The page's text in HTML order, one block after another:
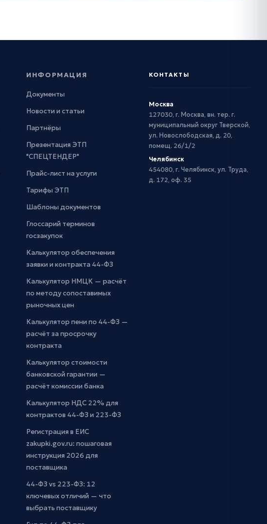
ИНФОРМАЦИЯ
Документы
Новости и статьи
Партнёры
Презентация ЭТП
"СПЕЦТЕНДЕР"
Прайс-лист на услуги
Тарифы ЭТП
Шаблоны документов
Глоссарий терминов
госзакупок
Калькулятор обеспечения
заявки и контракта 44-ФЗ
Калькулятор НМЦК — расчёт
по методу сопоставимых
рыночных цен
Калькулятор пени по 44-ФЗ —
расчёт за просрочку
контракта
Калькулятор стоимости
банковской гарантии —
расчёт комиссии банка
Калькулятор НДС 22% для
контрактов 44-ФЗ и 223-ФЗ
Регистрация в ЕИС
zakupki.gov.ru: пошаговая
инструкция 2026 для
поставщика
44-ФЗ vs 223-ФЗ: 12
ключевых отличий — что
выбрать поставщику
КОНТАКТЫ
Москва
127030, г. Москва, вн. тер. г.
муниципальный округ Тверской,
ул. Новослободская, д. 20,
помещ. 26/1/2
Челябинск
454080, г. Челябинск, ул. Труда,
д. 172, оф. 35